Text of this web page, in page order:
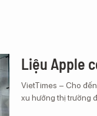
Liệu Apple
VietTimes – Cho
xu hướng thị trường